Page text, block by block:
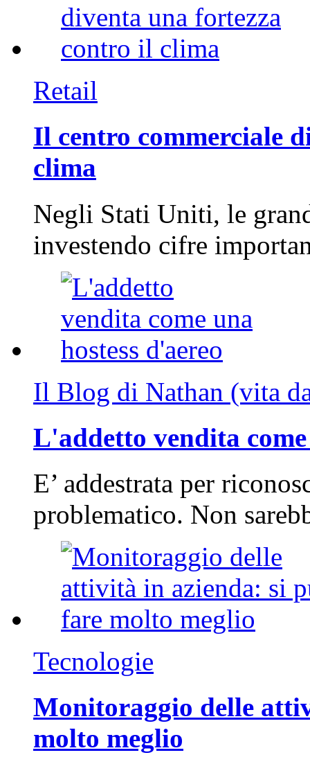
Retail
Il centro commerciale
clima
Negli Stati Uniti, le
investendo cifre
Il Blog di Nathan (vita
L'addetto vendita
E’ addestrata per
problematico. Non
Tecnologie
Monitoraggio delle
molto meglio